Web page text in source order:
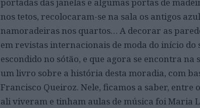
nos tetos, recolocaram-se na sala os antigos
namoradeiras nos quartos… A decorar as
em revistas internacionais de moda do início
escondido no sótão, e que agora se encontra
um livro sobre a história desta moradia, com
Francisco Queiroz. Nele, ficamos a saber, entre
ali viveram e tinham aulas de música foi Maria